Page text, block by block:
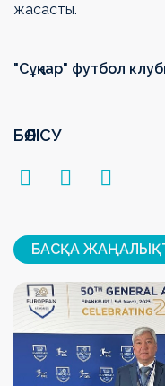
жасасты.
"Сұңқар" футбол
БӨЛІСУ
БАСҚА